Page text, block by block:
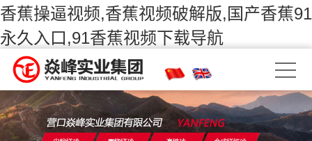
香蕉操逼视频,香蕉视频破解版,国产香蕉91
永久入口,91香蕉视频下载导航